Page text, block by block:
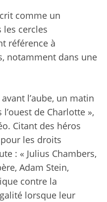
comme un
cercles
référence à
notamment dans une
l’aube, un matin
de Charlotte »,
Citant des héros
les droits
: « Julius Chambers,
Adam Stein,
contre la
lorsque leur